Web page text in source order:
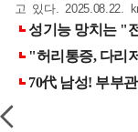
고 있다. 2025.08.22.